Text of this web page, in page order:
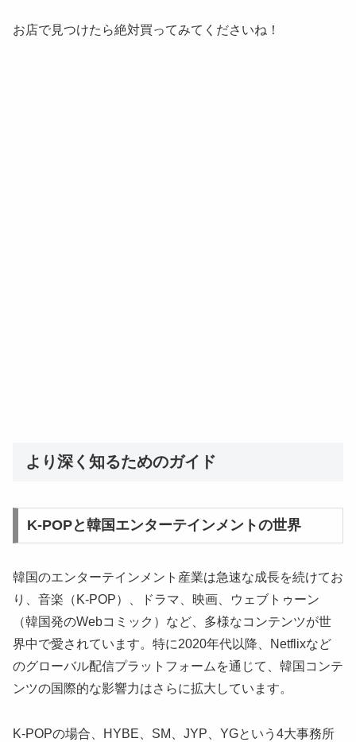
お店で見つけたら絶対買ってみてくださいね！
より深く知るためのガイド
K-POPと韓国エンターテインメントの世界
韓国のエンターテインメント産業は急速な成長を続けてお
り、音楽（K-POP）、ドラマ、映画、ウェブトゥーン
（韓国発のWebコミック）など、多様なコンテンツが世
界中で愛されています。特に2020年代以降、Netflixなど
のグローバル配信プラットフォームを通じて、韓国コンテ
ンツの国際的な影響力はさらに拡大しています。
K-POPの場合、HYBE、SM、JYP、YGという4大事務所